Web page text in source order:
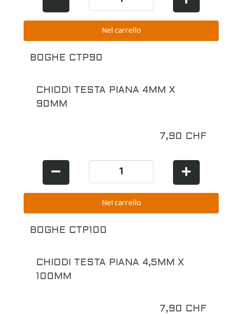
BOGHE CTP90
CHIODI TESTA PIANA 4MM X
90MM
7,90 CHF
BOGHE CTP100
CHIODI TESTA PIANA 4,5MM X
100MM
7,90 CHF